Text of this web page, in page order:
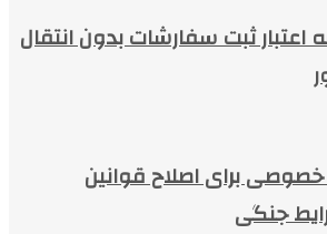
اعتبار ثبت سفارشات بدون انتقال
برای اصلاح قوانین
جنگی